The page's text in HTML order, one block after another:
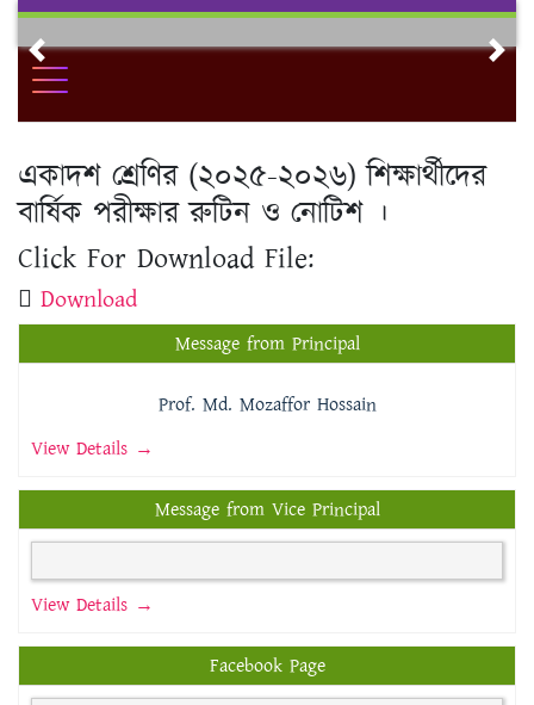
Skip
contentPrevious
একাদশ শ্রেণির (২০২৫-২০২৬) শিক্ষার্থীদের
বার্ষিক পরীক্ষার রুটিন ও নোটিশ ।
Click For Download File:
Download
Message from Principal
Prof. Md. Mozaffor Hossain
View Details →
Message from Vice Principal
View Details →
Facebook Page